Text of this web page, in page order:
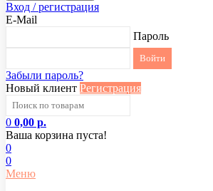
Вход / регистрация
E-Mail
Пароль
Забыли пароль?
Новый клиент Регистрация
0 0,00 р.
Ваша корзина пуста!
0
0
Меню